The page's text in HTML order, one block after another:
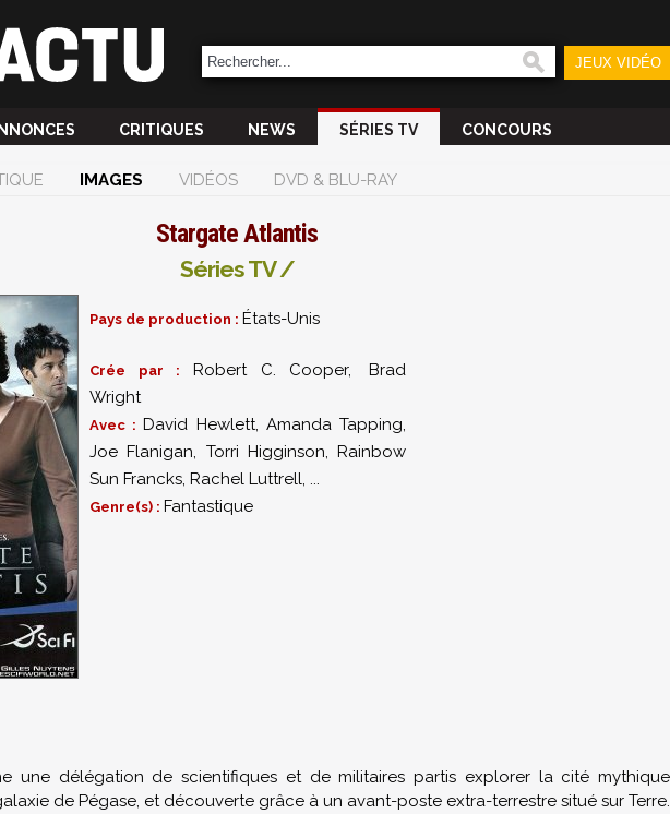
JEUX VIDÉO
CRITIQUES NEWS SÉRIES TV CONCOURS
IMAGES VIDÉOS DVD & BLU-RAY
Stargate Atlantis
Séries TV /
Pays de production : États-Unis
Crée par : Robert C. Cooper,
Brad
Wright
Avec : David Hewlett, Amanda Tapping,
Joe Flanigan, Torri Higginson, Rainbow
Sun Francks, Rachel Luttrell, ...
Genre(s) : Fantastique
une délégation de scientifiques et de militaires partis explorer la cité mythique
de Pégase, et découverte grâce à un avant-poste extra-terrestre situé sur Terre.